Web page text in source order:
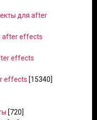
для after
after effects
effects
effects [15340]
[720]